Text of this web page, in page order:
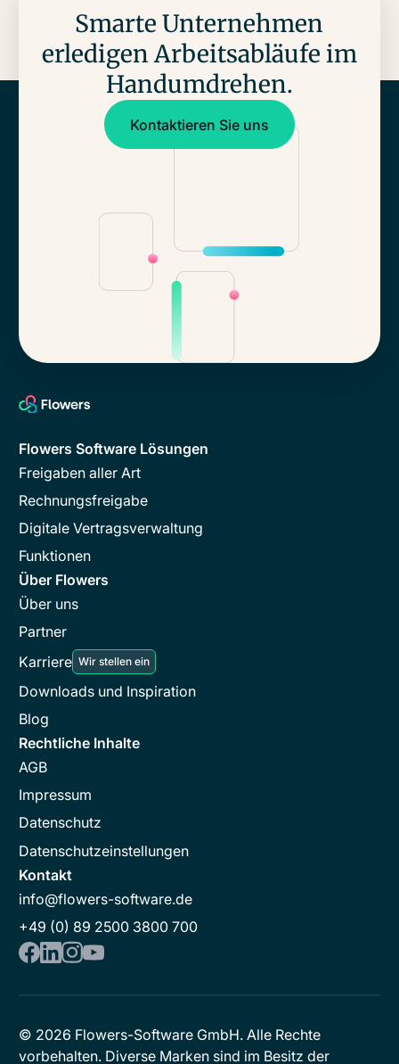
Smarte Unternehmen
erledigen Arbeitsabläufe im
Hand­umdrehen.
Kontaktieren Sie uns
Kontaktieren Sie uns
Flowers Software Lösungen
Freigaben aller Art
Rechnungsfreigabe
Digitale Vertragsverwaltung
Funktionen
Über Flowers
Über uns
Partner
Karriere Wir stellen ein
Downloads und Inspiration
Blog
Rechtliche Inhalte
AGB
Impressum
Datenschutz
Datenschutzeinstellungen
Kontakt
info@flowers-software.de
+49 (0) 89 2500 3800 700
© 2026 Flowers-Software GmbH. Alle Rechte
vorbehalten. Diverse Marken sind im Besitz der